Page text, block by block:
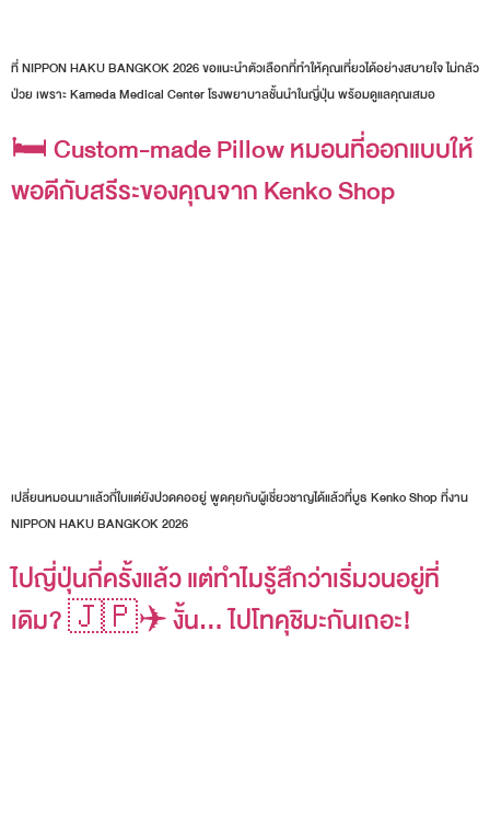
ที่ NIPPON HAKU BANGKOK 2026 ขอแนะนำตัวเลือกที่ทำให้คุณเที่ยวได้อย่างสบายใจ ไม่กลัว
ป่วย เพราะ Kameda Medical Center โรงพยาบาลชั้นนำในญี่ปุ่น พร้อมดูแลคุณเสมอ
🛏️ Custom-made Pillow หมอนที่ออกแบบให้
พอดีกับสรีระของคุณจาก Kenko Shop
เปลี่ยนหมอนมาแล้วกี่ใบแต่ยังปวดคออยู่ พูดคุยกับผู้เชี่ยวชาญได้แล้วที่บูธ Kenko Shop ที่งาน
NIPPON HAKU BANGKOK 2026
ไปญี่ปุ่นกี่ครั้งแล้ว แต่ทำไมรู้สึกว่าเริ่มวนอยู่ที่
เดิม? 🇯🇵✈️ งั้น… ไปโทคุชิมะกันเถอะ!